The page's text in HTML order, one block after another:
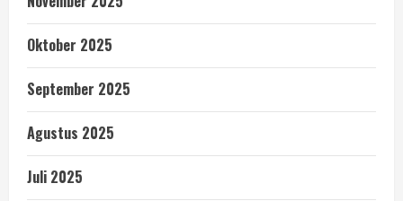
Oktober 2025
September 2025
Agustus 2025
Juli 2025